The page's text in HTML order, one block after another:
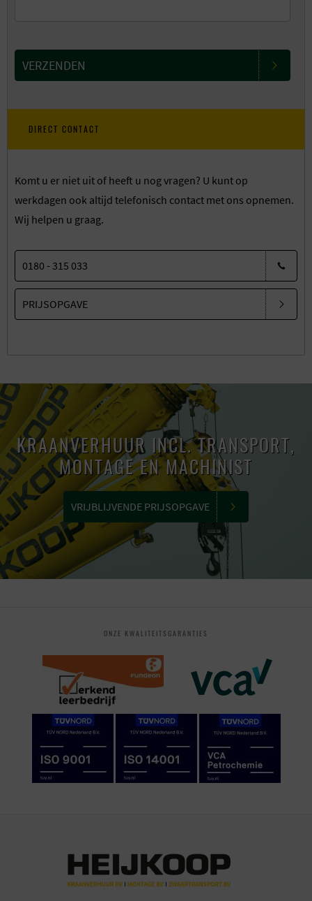
VERZENDEN
DIRECT CONTACT
Komt u er niet uit of heeft u nog vragen? U kunt op
werkdagen ook altijd telefonisch contact met ons opnemen.
Wij helpen u graag.
0180 - 315 033
PRIJSOPGAVE
KRAANVERHUUR INCL. TRANSPORT,
MONTAGE EN MACHINIST
VRIJBLIJVENDE PRIJSOPGAVE
ONZE KWALITEITSGARANTIES